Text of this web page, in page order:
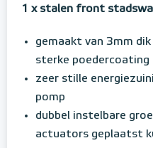
1 x stalen front
gemaakt van 3mm
sterke poedercoating
zeer stille
pomp
dubbel instelbare
actuators geplaatst